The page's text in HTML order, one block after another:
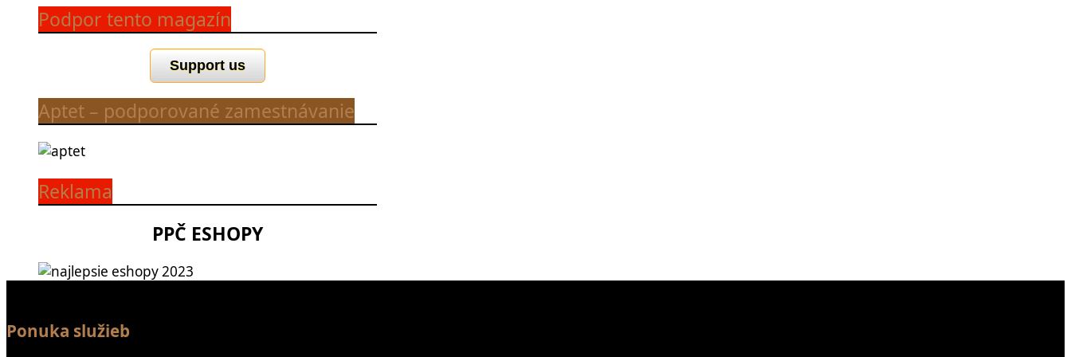
Podpor tento magazín
Support us
Aptet – podporované zamestnávanie
Reklama
PPČ ESHOPY
Ponuka služieb